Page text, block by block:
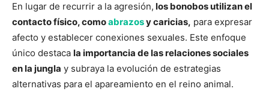
En lugar de recurrir a la agresión, los bonobos utilizan el
contacto físico, comoabrazosy caricias, para expresar
afecto y establecer conexiones sexuales. Este enfoque
único destaca la importancia de las relaciones sociales
en la jungla y subraya la evolución de estrategias
alternativas para el apareamiento en el reino animal.